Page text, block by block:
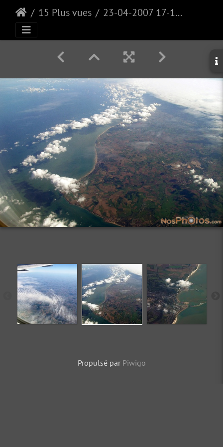
15 Plus vues 23-04-2007 17-19-08-PICT1523
Propulsé par Piwigo